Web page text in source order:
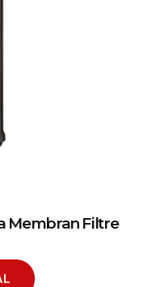
Membran Filtre